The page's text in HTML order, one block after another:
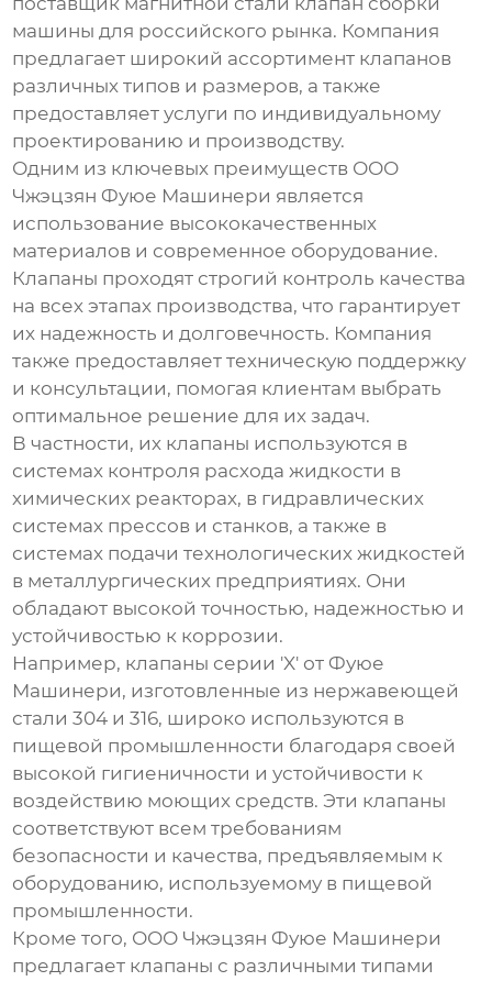
машины для российского рынка. Компания
предлагает широкий ассортимент клапанов
различных типов и размеров, а также
предоставляет услуги по индивидуальному
проектированию и производству.
Одним из ключевых преимуществ ООО
Чжэцзян Фуюе Машинери является
использование высококачественных
материалов и современное оборудование.
Клапаны проходят строгий контроль качества
на всех этапах производства, что гарантирует
их надежность и долговечность. Компания
также предоставляет техническую поддержку
и консультации, помогая клиентам выбрать
оптимальное решение для их задач.
В частности, их клапаны используются в
системах контроля расхода жидкости в
химических реакторах, в гидравлических
системах прессов и станков, а также в
системах подачи технологических жидкостей
в металлургических предприятиях. Они
обладают высокой точностью, надежностью и
устойчивостью к коррозии.
Например, клапаны серии 'X' от Фуюе
Машинери, изготовленные из нержавеющей
стали 304 и 316, широко используются в
пищевой промышленности благодаря своей
высокой гигиеничности и устойчивости к
воздействию моющих средств. Эти клапаны
соответствуют всем требованиям
безопасности и качества, предъявляемым к
оборудованию, используемому в пищевой
промышленности.
Кроме того, ООО Чжэцзян Фуюе Машинери
предлагает клапаны с различными типами